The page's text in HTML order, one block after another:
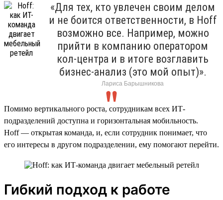
«Для тех, кто увлечен своим делом
и не боится ответственности, в Hoff
возможно все. Например, можно
прийти в компанию оператором
кол-центра и в итоге возглавить
бизнес-анализ (это мой опыт)».
Лариса Барышникова
Помимо вертикального роста, сотрудникам всех ИТ-
подразделений доступна и горизонтальная мобильность.
Hoff — открытая команда, и, если сотрудник понимает, что
его интересы в другом подразделении, ему помогают перейти.
Гибкий подход к работе